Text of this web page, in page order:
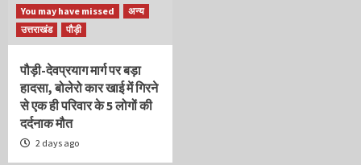
You may have missed
अन्य
उत्तराखंड
पौड़ी
पौड़ी-देवप्रयाग मार्ग पर बड़ा
हादसा, बोलेरो कार खाई में गिरने
से एक ही परिवार के 5 लोगों की
दर्दनाक मौत
2 days ago